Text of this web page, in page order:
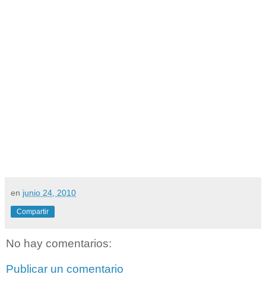
en junio 24, 2010
Compartir
No hay comentarios:
Publicar un comentario